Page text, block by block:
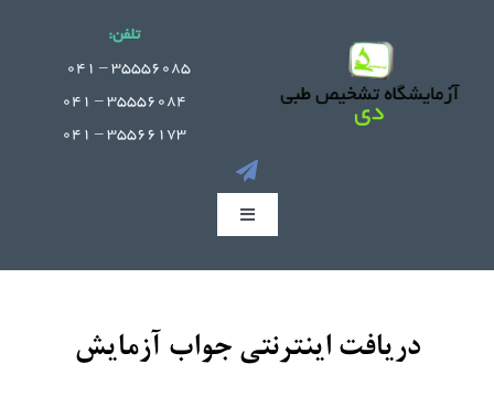
تلفن:
35556085 – 041
35556084 – 041
35566173 – 041
Toggle
صفحه اصلی
جوابدهی آنلایندریافت اینترنتی جواب آزمایش